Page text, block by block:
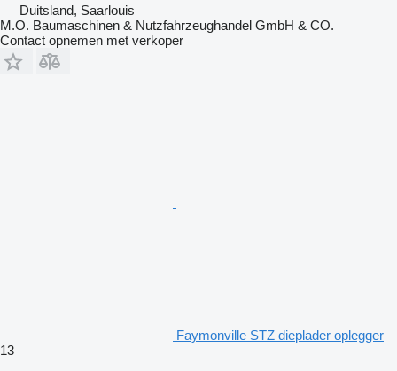
Duitsland, Saarlouis
M.O. Baumaschinen & Nutzfahrzeughandel GmbH & CO.
Contact opnemen met verkoper
Faymonville STZ dieplader oplegger
13